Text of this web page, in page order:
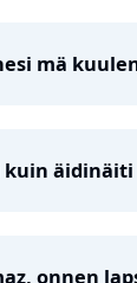
mä
kuin äidinäiti
onnen